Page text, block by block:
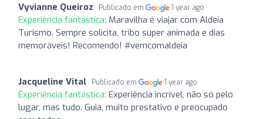
Vyvianne Queiroz Publicado em 1 year ago
Experiência fantástica: Maravilha é viajar com Aldeia
Turismo. Sempre solicita, tribo super animada e dias
memoráveis! Recomendo! #vemcomaldeia
Jacqueline Vital Publicado em 1 year ago
Experiência fantástica: Experiência incrível, não só pelo
lugar, mas tudo. Guia, muito prestativo e preocupado